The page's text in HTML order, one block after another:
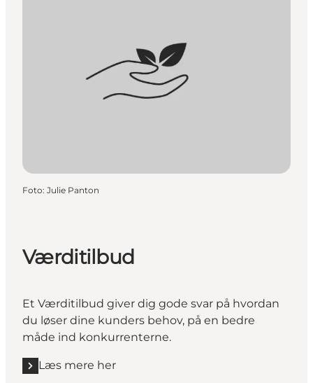
Foto: Julie Panton
Værditilbud
Et Værditilbud giver dig gode svar på hvordan
du løser dine kunders behov, på en bedre
måde ind konkurrenterne.
Læs mere her